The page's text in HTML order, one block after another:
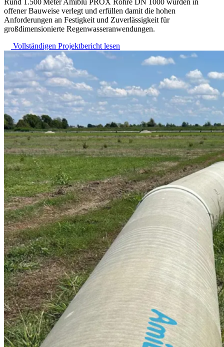
offener Bauweise verlegt und erfüllen damit die hohen
Anforderungen an Festigkeit und Zuverlässigkeit für
großdimensionierte Regenwasseranwendungen.
Vollständigen Projektbericht lesen